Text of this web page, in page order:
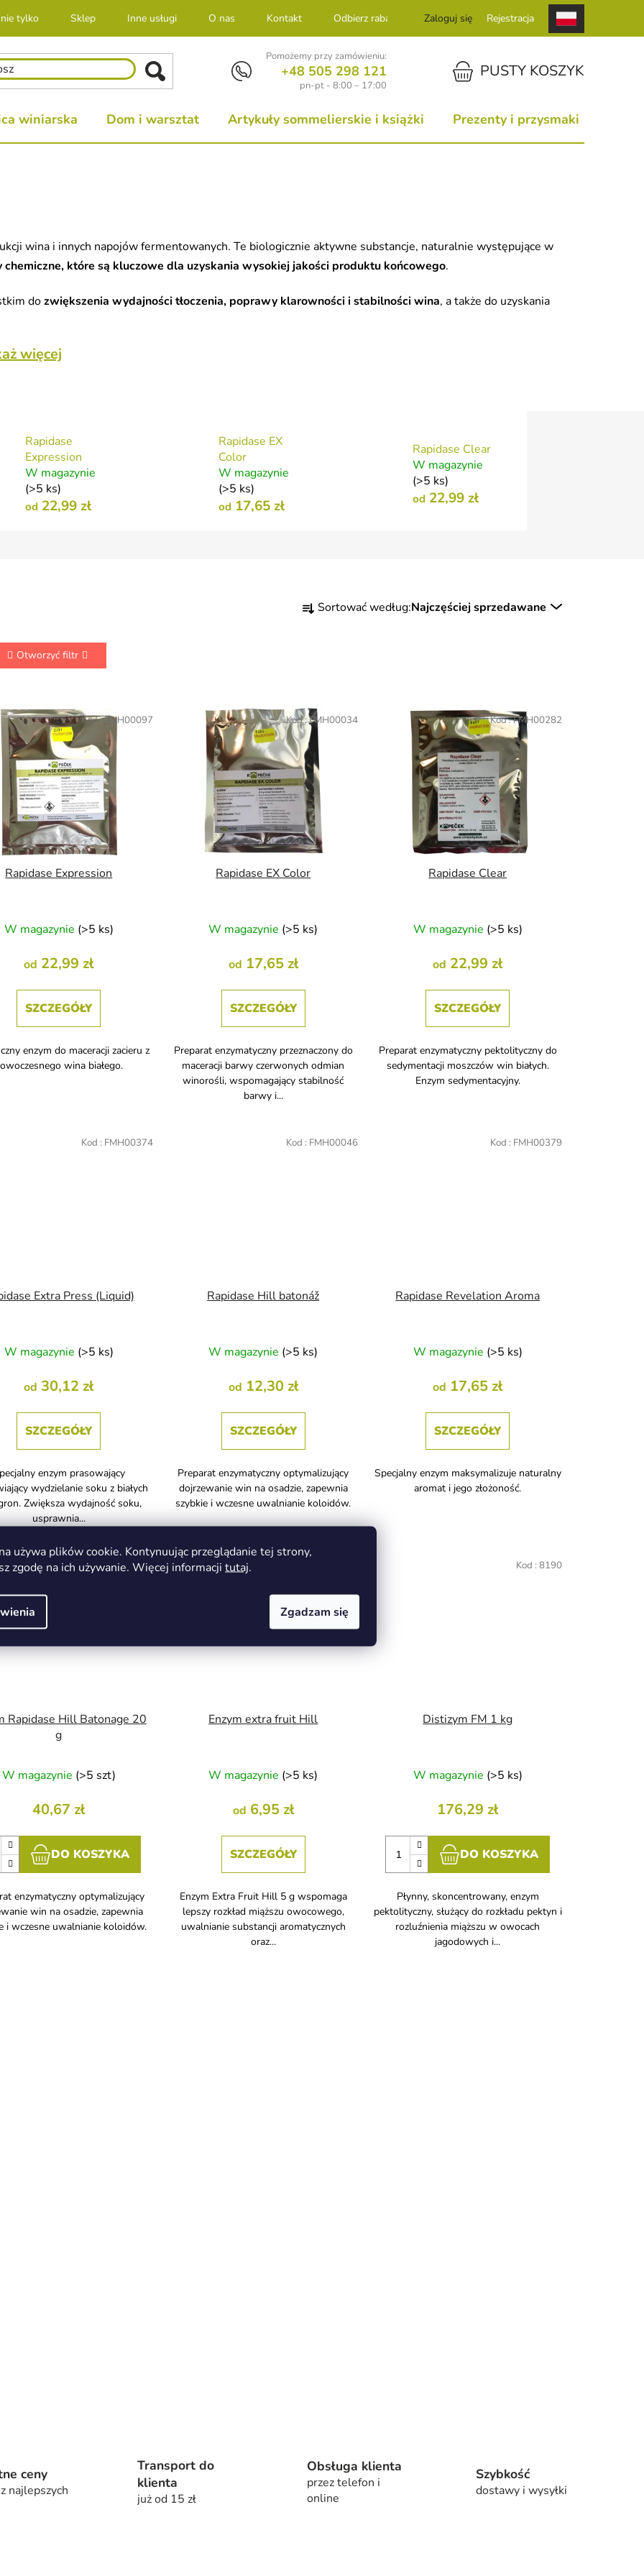
używa plików cookie. Kontynuując przeglądanie tej strony,
zgodę na ich używanie. Więcej informacji tutaj.
Zgadzam się
nie tylko Sklep Inne usługi O nas Kontakt Odbierz rabat Zaloguj się Rejestracja
Pomożemy przy zamówieniu:
+48 505 298 121
pn-pt - 8:00 – 17:00
KOSZYKPUSTY KOSZYK
winiarska Dom i warsztat Artykuły sommelierskie i książki Prezenty i przysmaki
wina i innych napojów fermentowanych. Te biologicznie aktywne substancje, naturalnie występujące w
które są kluczowe dla uzyskania wysokiej jakości produktu końcowego.
dozwiększenia wydajności tłoczenia, poprawy klarowności i stabilności wina, a także do uzyskania
więcej
Rapidase
Expression
W magazynie
(>5 ks)
od22,99 zł
Rapidase EX
Color
W magazynie
(>5 ks)
od 17,65 zł
Rapidase Clear
W magazynie
(>5 ks)
od22,99 zł
o
a
n
i
e
p
r
o
d
u
k
w
Sortować według:Najczęściej sprzedawane
Otworzyć filtr
Rapidase Expression
W magazynie (>5 ks)
od 22,99 zł
SZCZEGÓŁY
enzym do maceracji zacieru z
wina białego.
Kod :FMH00097
Rapidase EX Color
W magazynie (>5 ks)
od 17,65 zł
SZCZEGÓŁY
Preparat enzymatyczny przeznaczony do
maceracji barwy czerwonych odmian
winorośli, wspomagający stabilność
barwy i...
Kod :FMH00034
Rapidase Clear
W magazynie (>5 ks)
od 22,99 zł
SZCZEGÓŁY
Preparat enzymatyczny pektolityczny do
sedymentacji moszczów win białych.
Enzym sedymentacyjny.
Kod :FMH00282
Extra Press (Liquid)
W magazynie (>5 ks)
od 30,12 zł
SZCZEGÓŁY
enzym prasowający
wydzielanie soku z białych
Zwiększa wydajność soku,
usprawnia...
Kod : FMH00374
Rapidase Hill batonáž
W magazynie (>5 ks)
od 12,30 zł
SZCZEGÓŁY
Preparat enzymatyczny optymalizujący
dojrzewanie win na osadzie, zapewnia
szybkie i wczesne uwalnianie koloidów.
Kod : FMH00046
Rapidase Revelation Aroma
W magazynie (>5 ks)
od 17,65 zł
SZCZEGÓŁY
Specjalny enzym maksymalizuje naturalny
aromat i jego złożoność.
Kod : FMH00379
Rapidase Hill Batonage 20
g
W magazynie (>5 szt)
40,67 zł
DO KOSZYKA
enzymatyczny optymalizujący
win na osadzie, zapewnia
i wczesne uwalnianie koloidów.
Kod :FMH00545
Enzym extra fruit Hill
W magazynie (>5 ks)
od 6,95 zł
SZCZEGÓŁY
Enzym Extra Fruit Hill 5 g wspomaga
lepszy rozkład miąższu owocowego,
uwalnianie substancji aromatycznych
oraz...
Distizym FM 1 kg
W magazynie (>5 ks)
176,29 zł
DO KOSZYKA
Płynny, skoncentrowany, enzym
pektolityczny, służący do rozkładu pektyn i
rozluźnienia miąższu w owocach
jagodowych i...
Kod : 8190
t
r
o
l
ceny
najlepszych
Transport do
klienta
już od 15 zł
Obsługa klienta
przez telefon i
online
Szybkość
dostawy i wysyłki